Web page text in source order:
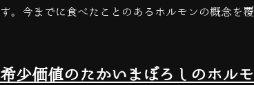
す。今までに食べたことのある ホルモンの概念を
希少価値のたかいまぼろしのホルモ